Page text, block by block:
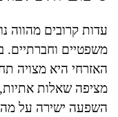
עדות קרובים מהווה
משפטיים וחברתיים.
האזרחי היא מצויה
מציפה שאלות אתיות,
השפעה ישירה על